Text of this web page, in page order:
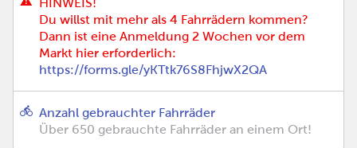
HINWEIS!
Du willst mit mehr als 4 Fahrrädern kommen?
Dann ist eine Anmeldung 2 Wochen vor dem
Markt hier erforderlich:
https://forms.gle/yKTtk76S8FhjwX2QA
Anzahl gebrauchter Fahrräder
Über 650 gebrauchte Fahrräder an einem Ort!